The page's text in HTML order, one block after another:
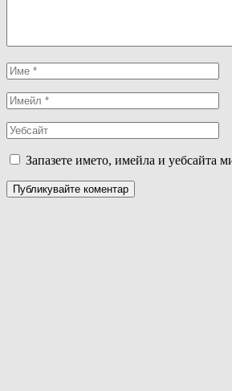
Запазете името, имейла и уебсайта